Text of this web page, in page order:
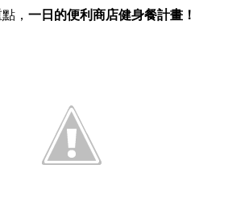
， 一日的便利商店健身餐計畫！